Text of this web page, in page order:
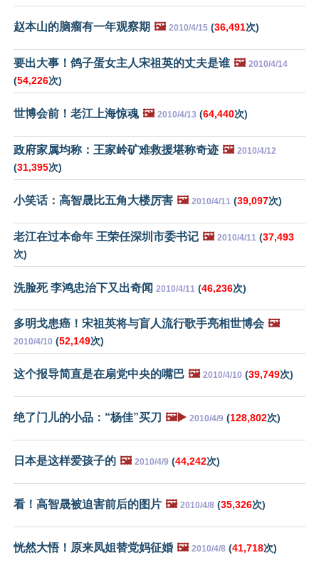
赵本山的脑瘤有一年观察期 🖼️ 2010/4/15 (36,491次)
要出大事！鸽子蛋女主人宋祖英的丈夫是谁 🖼️ 2010/4/14
(54,226次)
世博会前！老江上海惊魂 🖼️ 2010/4/13 (64,440次)
政府家属均称：王家岭矿难救援堪称奇迹 🖼️ 2010/4/12
(31,395次)
小笑话：高智晟比五角大楼厉害 🖼️ 2010/4/11 (39,097次)
老江在过本命年 王荣任深圳市委书记 🖼️ 2010/4/11 (37,493
次)
洗脸死 李鸿忠治下又出奇闻 2010/4/11 (46,236次)
多明戈患癌！宋祖英将与盲人流行歌手亮相世博会 🖼️
2010/4/10 (52,149次)
这个报导简直是在扇党中央的嘴巴 🖼️ 2010/4/10 (39,749次)
绝了门儿的小品：“杨佳”买刀 🖼️▶️ 2010/4/9 (128,802次)
日本是这样爱孩子的 🖼️ 2010/4/9 (44,242次)
看！高智晟被迫害前后的图片 🖼️ 2010/4/8 (35,326次)
恍然大悟！原来凤姐替党妈征婚 🖼️ 2010/4/8 (41,718次)